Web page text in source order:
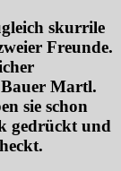
skurrile
Freunde.
Martl.
sie schon
gedrückt und